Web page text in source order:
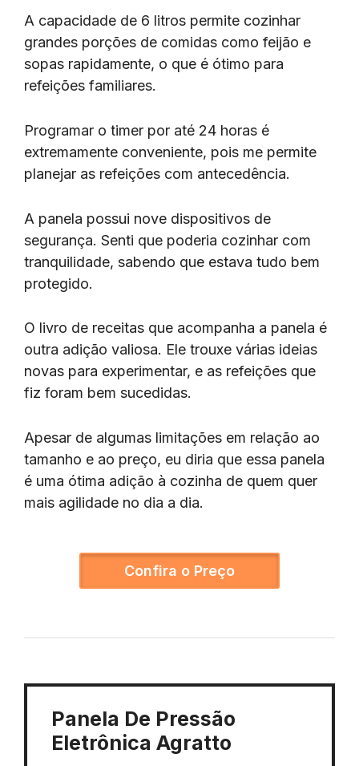
A capacidade de 6 litros permite cozinhar
grandes porções de comidas como feijão e
sopas rapidamente, o que é ótimo para
refeições familiares.
Programar o timer por até 24 horas é
extremamente conveniente, pois me permite
planejar as refeições com antecedência.
A panela possui nove dispositivos de
segurança. Senti que poderia cozinhar com
tranquilidade, sabendo que estava tudo bem
protegido.
O livro de receitas que acompanha a panela é
outra adição valiosa. Ele trouxe várias ideias
novas para experimentar, e as refeições que
fiz foram bem sucedidas.
Apesar de algumas limitações em relação ao
tamanho e ao preço, eu diria que essa panela
é uma ótima adição à cozinha de quem quer
mais agilidade no dia a dia.
Confira o Preço
Panela De Pressão
Eletrônica Agratto